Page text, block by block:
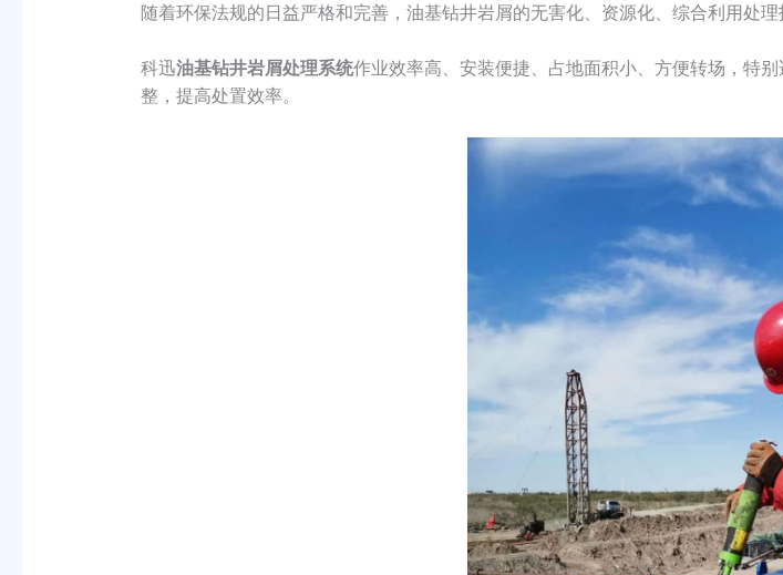
随着环保法规的日益严格和完善，油基钻井岩屑的无害化、资源化、综合利用处理
科迅油基钻井岩屑处理系统作业效率高、安装便捷、占地面积小、方便转场，特
整，提高处置效率。